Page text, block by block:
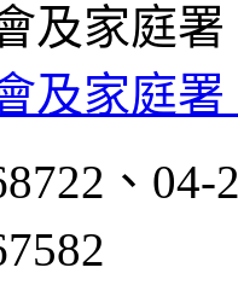
及家庭
及家庭
、04-